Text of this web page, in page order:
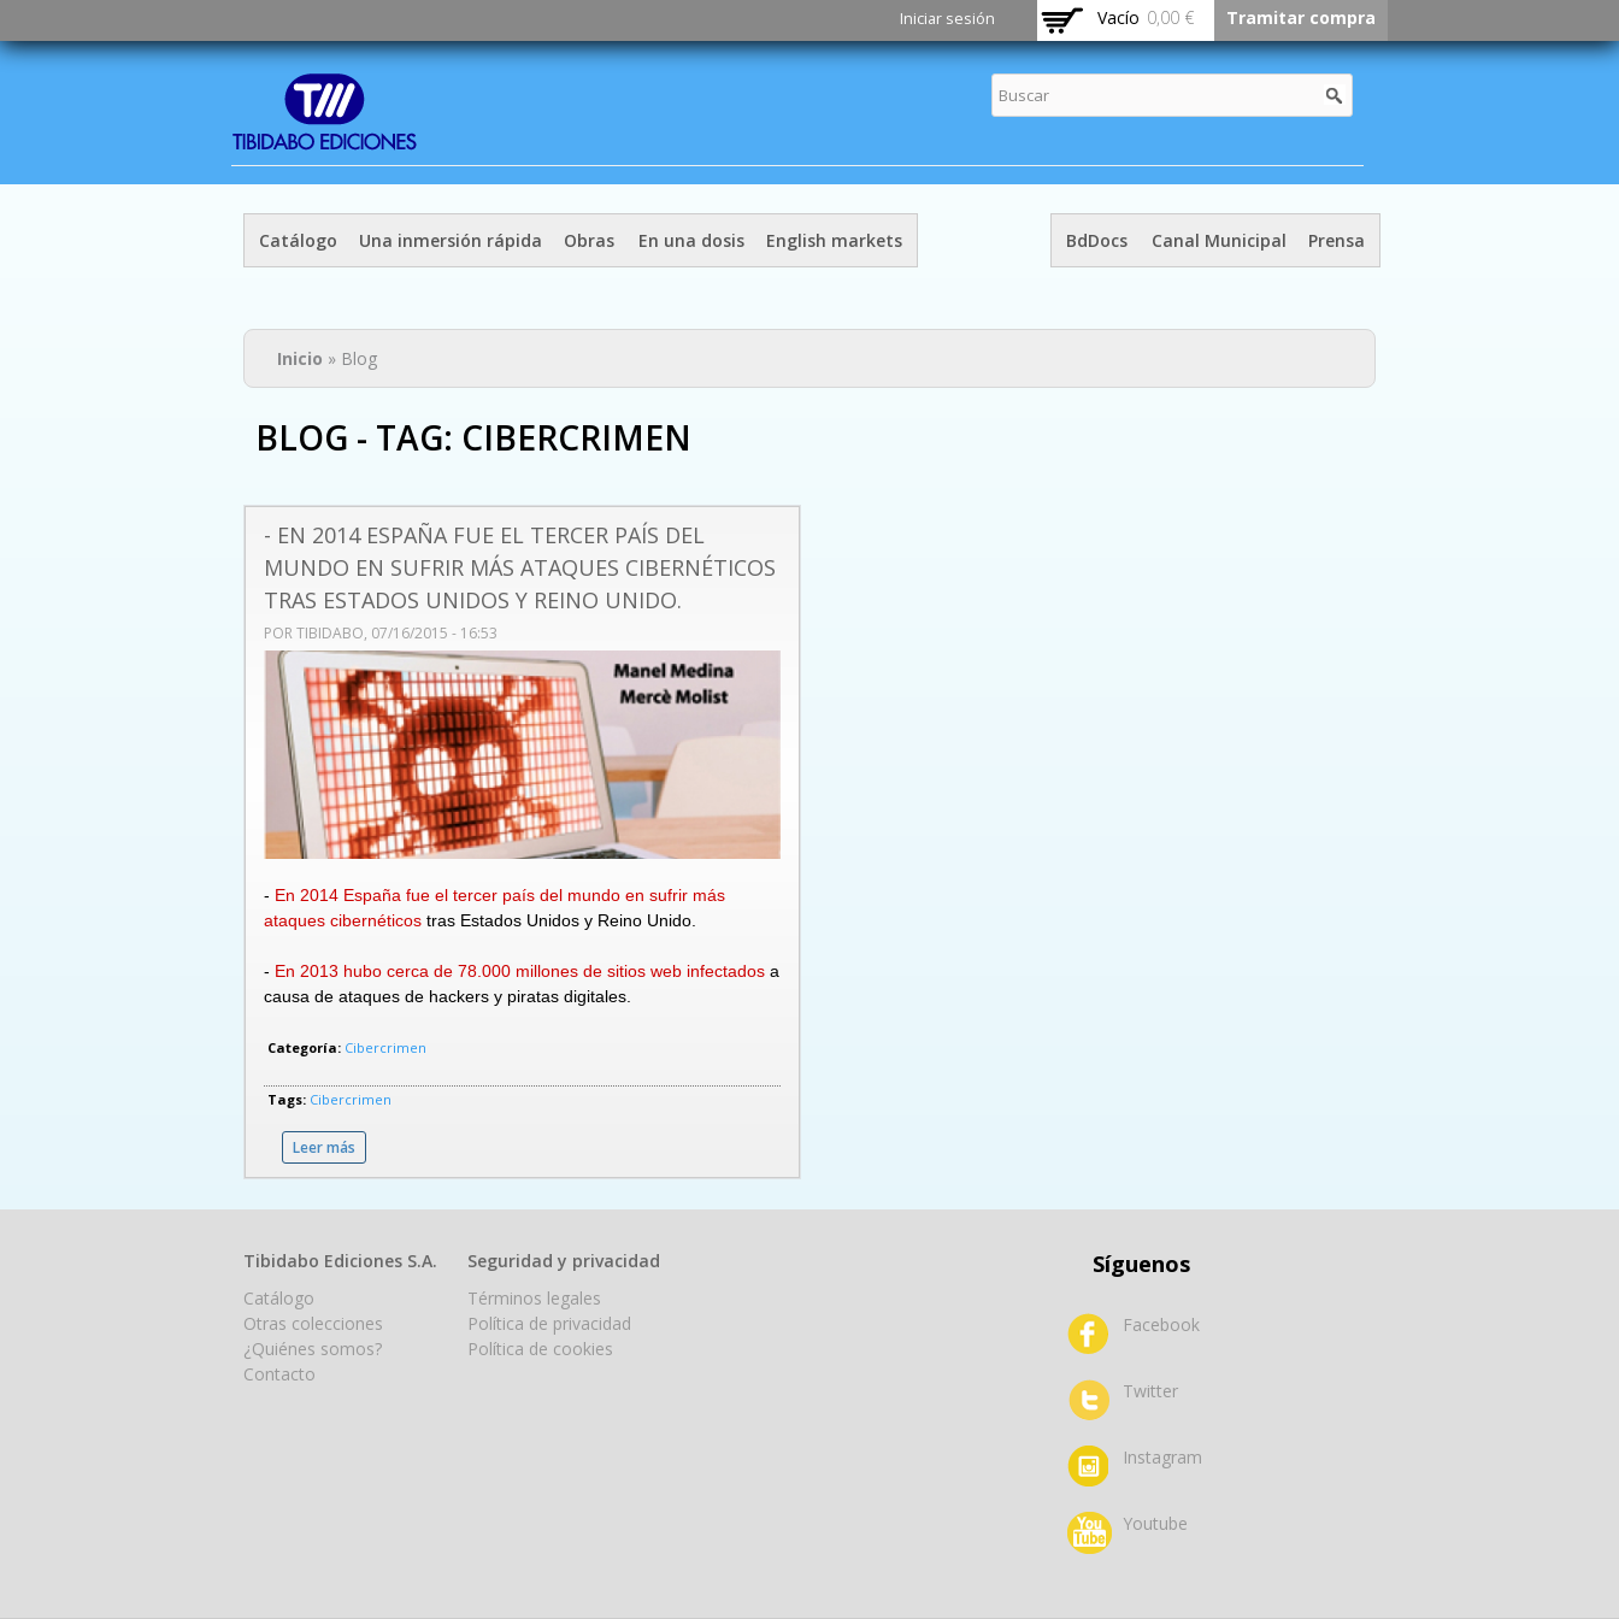
contenido
principal
Iniciar sesión Vacío 0,00 € Tramitar compra
Catálogo Una inmersión rápida Obras En una dosis English markets BdDocs Canal Municipal Prensa
Usted está aquí
Inicio » Blog
BLOG - TAG: CIBERCRIMEN
- EN 2014 ESPAÑA FUE EL TERCER PAÍS DEL
MUNDO EN SUFRIR MÁS ATAQUES CIBERNÉTICOS
TRAS ESTADOS UNIDOS Y REINO UNIDO.
PORTIBIDABO, 07/16/2015 - 16:53
- En 2014 España fue el tercer país del mundo en sufrir más
ataques cibernéticos tras Estados Unidos y Reino Unido.
- En 2013 hubo cerca de 78.000 millones de sitios web infectados a
causa de ataques de hackers y piratas digitales.
Categoría: Cibercrimen
Tags: Cibercrimen
Leer más
Tibidabo Ediciones S.A.
Catálogo
Otras colecciones
¿Quiénes somos?
Contacto
Seguridad y privacidad
Términos legales
Política de privacidad
Política de cookies
Síguenos
Facebook
Twitter
Instagram
Youtube